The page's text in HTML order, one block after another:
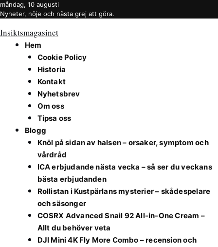
måndag, 10 augusti
Nyheter, nöje och nästa grej att göra.
Insiktsmagasinet
Hem
Cookie Policy
Historia
Kontakt
Nyhetsbrev
Om oss
Tipsa oss
Blogg
Knöl på sidan av halsen – orsaker, symptom och
vårdråd
ICA erbjudande nästa vecka – så ser du veckans
bästa erbjudanden
Rollistan i Kustpärlans mysterier – skådespelare
och säsonger
COSRX Advanced Snail 92 All-in-One Cream –
Allt du behöver veta
DJI Mini 4K Fly More Combo – recension och